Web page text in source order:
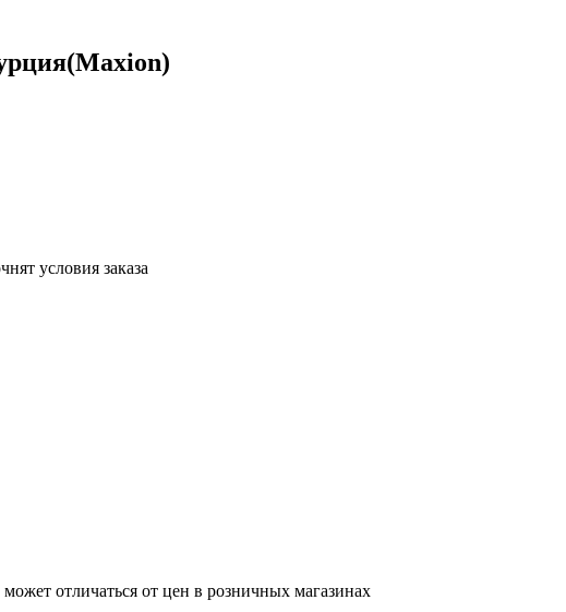
условия заказа
отличаться от цен в розничных магазинах